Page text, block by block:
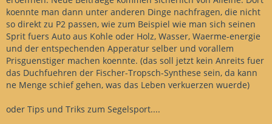
koennte man dann unter anderen Dinge nachfragen, die nicht
so direkt zu P2 passen, wie zum Beispiel wie man sich seinen
Sprit fuers Auto aus Kohle oder Holz, Wasser, Waerme-energie
und der entspechenden Apperatur selber und vorallem
Prisguenstiger machen koennte. (das soll jetzt kein Anreits fuer
das Duchfuehren der Fischer-Tropsch-Synthese sein, da kann
ne Menge schief gehen, was das Leben verkuerzen wuerde)
oder Tips und Triks zum Segelsport....